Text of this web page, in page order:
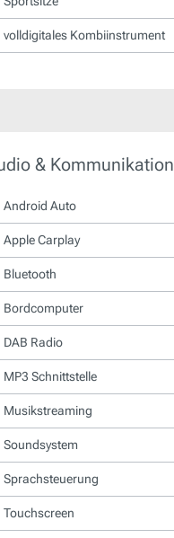
volldigitales Kombiinstrument
& Kommunikation
Android Auto
Apple Carplay
Bluetooth
Bordcomputer
DAB Radio
MP3 Schnittstelle
Musikstreaming
Soundsystem
Sprachsteuerung
Touchscreen